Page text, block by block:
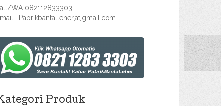
WA 082112833303
: Pabrikbantalleher[at]gmail.com
Produk